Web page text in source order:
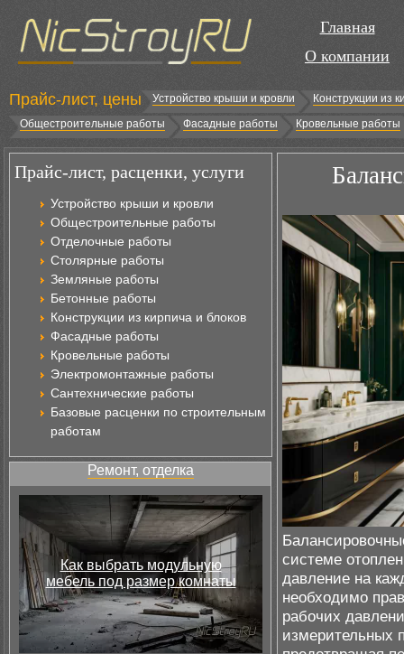
Главная
О компании
Прайс-лист, цены Устройство крыши и кровли
Конструкции из
Общестроительные работы
Фасадные работы Кровельные работы
Прайс-лист, расценки, услуги
Устройство крыши и кровли
Общестроительные работы
Отделочные работы
Столярные работы
Земляные работы
Бетонные работы
Конструкции из кирпича и блоков
Фасадные работы
Кровельные работы
Электромонтажные работы
Сантехнические работы
Базовые расценки по строительным
работам
Ремонт, отделка
Как выбрать модульную
мебель под размер комнаты
системе
давление на
необходимо
рабочих
измерительных